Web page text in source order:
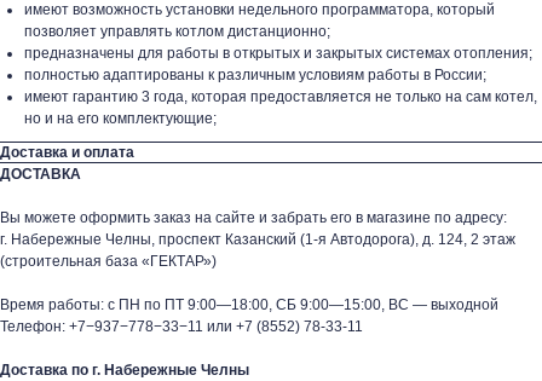
имеют возможность установки недельного программатора, который
позволяет управлять котлом дистанционно;
предназначены для работы в открытых и закрытых системах отопления;
полностью адаптированы к различным условиям работы в России;
имеют гарантию 3 года, которая предоставляется не только на сам котел,
но и на его комплектующие;
Доставка и оплата
ДОСТАВКА
Вы можете оформить заказ на сайте и забрать его в магазине по адресу:
г. Набережные Челны, проспект Казанский (1-я Автодорога), д. 124, 2 этаж
(строительная база «ГЕКТАР»)
Время работы: с ПН по ПТ 9:00—18:00, СБ 9:00—15:00, ВС — выходной
Телефон: +7−937−778−33−11 или +7 (8552) 78-33-11
Доставка по г. Набережные Челны